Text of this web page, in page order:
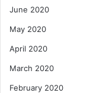
June 2020
May 2020
April 2020
March 2020
February 2020